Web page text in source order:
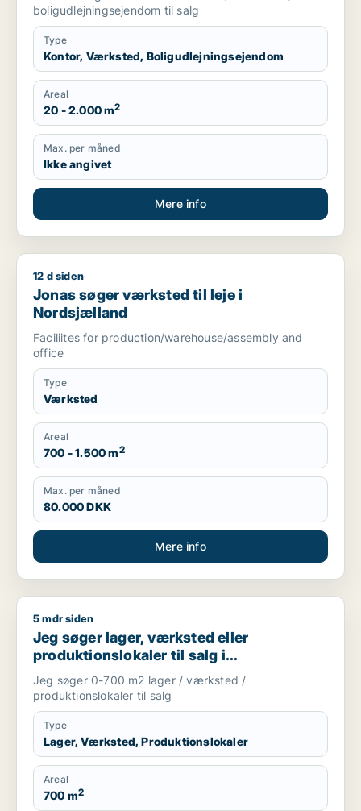
boligudlejningsejendom til salg
Type
Kontor, Værksted, Boligudlejningsejendom
Areal
20 - 2.000 m2
Max. per måned
Ikke angivet
Mere info
Jonas søger værksted til leje i Nordsjælland
12 d siden
Jonas søger værksted til leje i
Nordsjælland
Faciliites for production/warehouse/assembly and
office
Type
Værksted
Areal
700 - 1.500 m2
Max. per måned
80.000 DKK
Mere info
Jeg søger lager, værksted eller produktionslokaler til salg i
5 mdr siden
Jeg søger lager, værksted eller
produktionslokaler til salg i
Storkøbenhavn
Jeg søger 0-700 m2 lager / værksted /
produktionslokaler til salg
Type
Lager, Værksted, Produktionslokaler
Areal
700 m2